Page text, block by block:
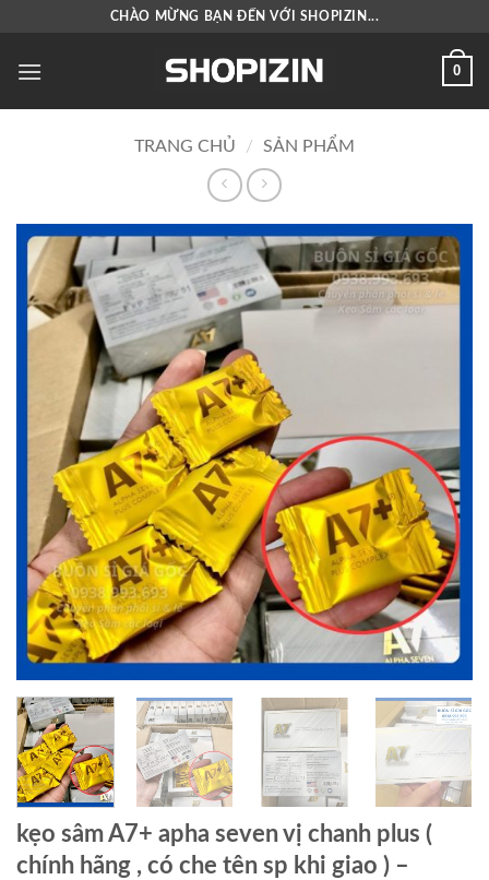
nội
CHÀO MỪNG BẠN ĐẾN VỚI SHOPIZIN...
0
TRANG CHỦ / SẢN PHẨM
kẹo sâm A7+ apha seven vị chanh plus (
chính hãng , có che tên sp khi giao ) –